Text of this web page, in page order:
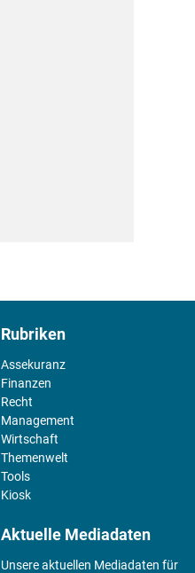
Rubriken
Assekuranz
Finanzen
Recht
Management
Wirtschaft
Themenwelt
Tools
Kiosk
Aktuelle Mediadaten
Unsere aktuellen Mediadaten für